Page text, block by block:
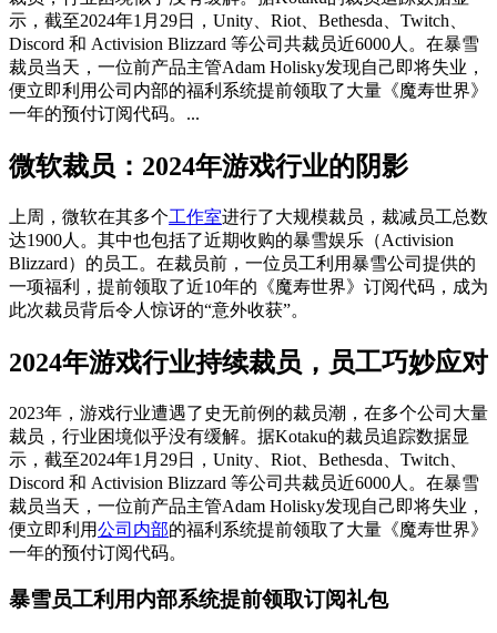
示，截至2024年1月29日，Unity、Riot、Bethesda、Twitch、
Discord 和 Activision Blizzard 等公司共裁员近6000人。在暴雪
裁员当天，一位前产品主管Adam Holisky发现自己即将失业，
便立即利用公司内部的福利系统提前领取了大量《魔寿世界》
一年的预付订阅代码。...
微软裁员：2024年游戏行业的阴影
上周，微软在其多个工作室进行了大规模裁员，裁减员工总数
达1900人。其中也包括了近期收购的暴雪娱乐（Activision
Blizzard）的员工。在裁员前，一位员工利用暴雪公司提供的
一项福利，提前领取了近10年的《魔寿世界》订阅代码，成为
此次裁员背后令人惊讶的“意外收获”。
2024年游戏行业持续裁员，员工巧妙应对
2023年，游戏行业遭遇了史无前例的裁员潮，在多个公司大量
裁员，行业困境似乎没有缓解。据Kotaku的裁员追踪数据显
示，截至2024年1月29日，Unity、Riot、Bethesda、Twitch、
Discord 和 Activision Blizzard 等公司共裁员近6000人。在暴雪
裁员当天，一位前产品主管Adam Holisky发现自己即将失业，
便立即利用公司内部的福利系统提前领取了大量《魔寿世界》
一年的预付订阅代码。
暴雪员工利用内部系统提前领取订阅礼包